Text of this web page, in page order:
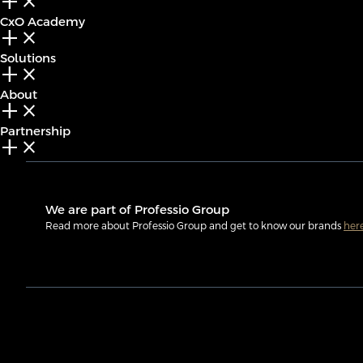
CxO Academy
add_2 close
Solutions
add_2 close
About
add_2 close
Partnership
add_2 close
We are part of Professio Group
Read more about Professio Group and get to know our brands